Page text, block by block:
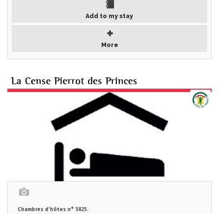
Add to my stay
More
La Cense Pierrot des Princes
Chambres d'hôtes n° 3825.